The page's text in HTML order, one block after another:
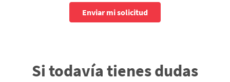
Enviar mi solicitud
Si todavía tienes dudas